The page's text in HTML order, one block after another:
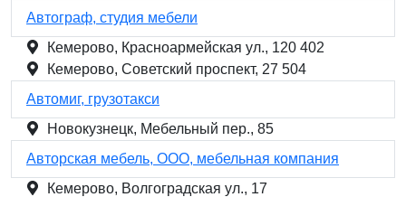
Автограф, студия мебели
Кемерово, Красноармейская ул., 120 402
Кемерово, Советский проспект, 27 504
Автомиг, грузотакси
Новокузнецк, Мебельный пер., 85
Авторская мебель, ООО, мебельная компания
Кемерово, Волгоградская ул., 17